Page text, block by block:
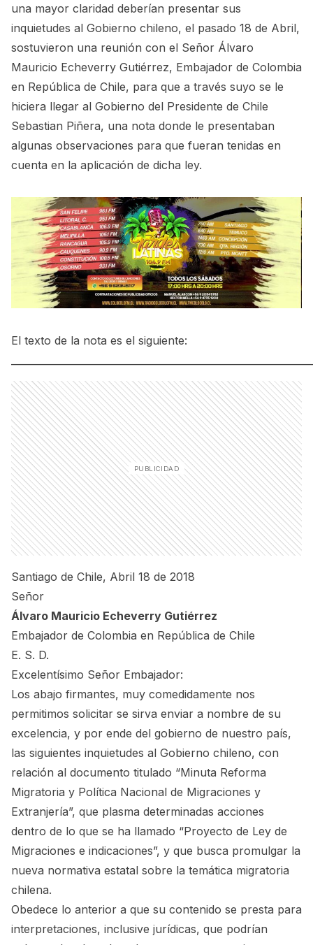
una mayor claridad deberían presentar sus
inquietudes al Gobierno chileno, el pasado 18 de Abril,
sostuvieron una reunión con el Señor Álvaro
Mauricio Echeverry Gutiérrez, Embajador de Colombia
en República de Chile, para que a través suyo se le
hiciera llegar al Gobierno del Presidente de Chile
Sebastian Piñera, una nota donde le presentaban
algunas observaciones para que fueran tenidas en
cuenta en la aplicación de dicha ley.
El texto de la nota es el siguiente:
Santiago de Chile, Abril 18 de 2018
Señor
Álvaro Mauricio Echeverry Gutiérrez
Embajador de Colombia en República de Chile
E. S. D.
Excelentísimo Señor Embajador:
Los abajo firmantes, muy comedidamente nos
permitimos solicitar se sirva enviar a nombre de su
excelencia, y por ende del gobierno de nuestro país,
las siguientes inquietudes al Gobierno chileno, con
relación al documento titulado “Minuta Reforma
Migratoria y Política Nacional de Migraciones y
Extranjería”, que plasma determinadas acciones
dentro de lo que se ha llamado “Proyecto de Ley de
Migraciones e indicaciones”, y que busca promulgar la
nueva normativa estatal sobre la temática migratoria
chilena.
Obedece lo anterior a que su contenido se presta para
interpretaciones, inclusive jurídicas, que podrían